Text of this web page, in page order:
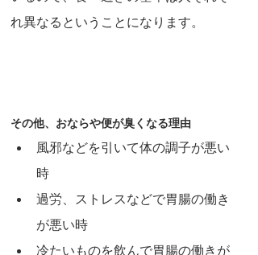
れ異なるということになります。
その他、おならや便が臭くなる理由
風邪などを引いて体の調子が悪い
時
過労、ストレスなどで胃腸の働き
が悪い時
冷たいものを飲んで胃腸の働きが